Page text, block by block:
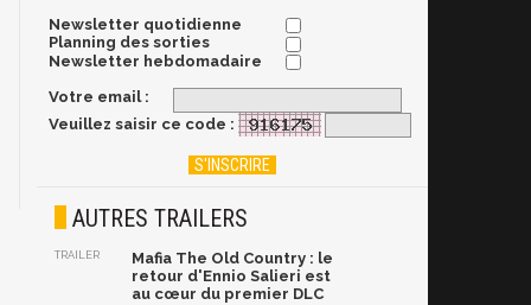
Newsletter quotidienne
Planning des sorties
Newsletter hebdomadaire
Votre email :
Veuillez saisir ce code :
AUTRES TRAILERS
TRAILER
Mafia The Old Country : le
retour d'Ennio Salieri est
au cœur du premier DLC